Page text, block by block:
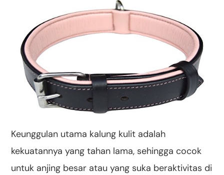
Keunggulan utama kalung kulit adalah
kekuatannya yang tahan lama, sehingga cocok
untuk anjing besar atau yang suka beraktivitas di